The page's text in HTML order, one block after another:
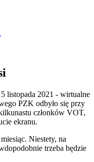
listopada 2021 - wirtualne
PZK odbyło się przy
członków VOT,
ekranu.
Niestety, na
trzeba będzie